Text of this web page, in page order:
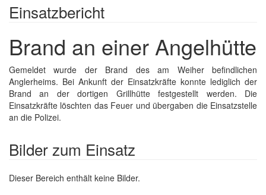
Einsatzbericht
Brand an einer Angelhütte
Gemeldet wurde der Brand des am Weiher befindlichen
Anglerheims. Bei Ankunft der Einsatzkräfte konnte lediglich der
Brand an der dortigen Grillhütte festgestellt werden. Die
Einsatzkräfte löschten das Feuer und übergaben die Einsatzstelle
an die Polizei.
Bilder zum Einsatz
Dieser Bereich enthält keine Bilder.